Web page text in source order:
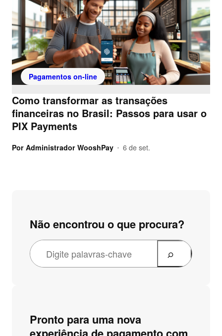
Pagamentos on-line
Como transformar as transações
financeiras no Brasil: Passos para usar o
PIX Payments
Por Administrador WooshPay • 6 de set.
Não encontrou o que procura?
Pronto para uma nova